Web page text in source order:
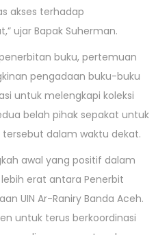
akses terhadap
ujar Bapak Suherman.
buku, pertemuan
pengadaan buku-buku
untuk melengkapi koleksi
belah pihak sepakat untuk
dalam waktu dekat.
awal yang positif dalam
erat antara Penerbit
UIN Ar-Raniry Banda Aceh.
untuk terus berkoordinasi